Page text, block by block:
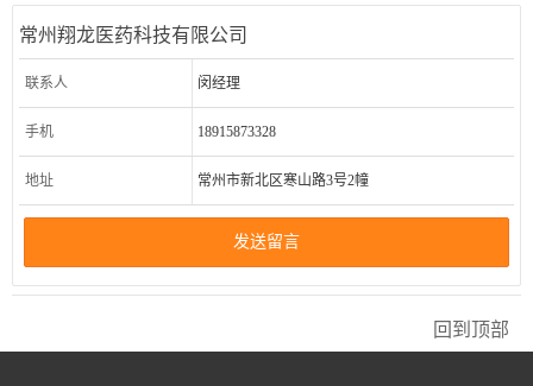
常州翔龙医药科技有限公司
联系人 闵经理
手机 18915873328
地址 常州市新北区寒山路3号2幢
发送留言
回到顶部